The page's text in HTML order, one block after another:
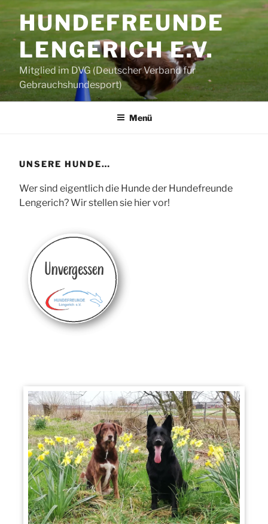
Inhalt
springenHUNDEFREUNDE
LENGERICH E.V.
Mitglied im DVG (Deutscher Verband für
Gebrauchshundesport)
Menü
UNSERE HUNDE…
Wer sind eigentlich die Hunde der Hundefreunde
Lengerich? Wir stellen sie hier vor!